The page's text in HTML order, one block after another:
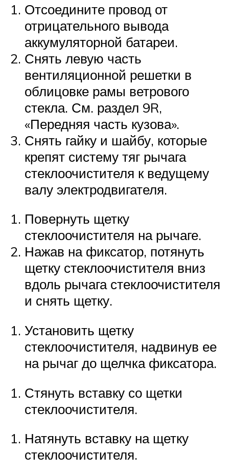
Отсоедините провод от
отрицательного вывода
аккумуляторной батареи.
Снять левую часть
вентиляционной решетки в
облицовке рамы ветрового
стекла. См. раздел 9R,
«Передняя часть кузова».
Снять гайку и шайбу, которые
крепят систему тяг рычага
стеклоочистителя к ведущему
валу электродвигателя.
Повернуть щетку
стеклоочистителя на рычаге.
Нажав на фиксатор, потянуть
щетку стеклоочистителя вниз
вдоль рычага стеклоочистителя
и снять щетку.
Установить щетку
стеклоочистителя, надвинув ее
на рычаг до щелчка фиксатора.
Стянуть вставку со щетки
стеклоочистителя.
Натянуть вставку на щетку
стеклоочистителя.